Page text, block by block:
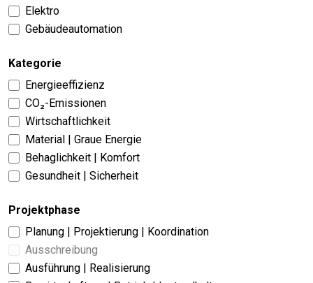
Elektro
Gebäudeautomation
Kategorie
Energieeffizienz
CO₂-Emissionen
Wirtschaftlichkeit
Material | Graue Energie
Behaglichkeit | Komfort
Gesundheit | Sicherheit
Projektphase
Planung | Projektierung | Koordination
Ausschreibung
Ausführung | Realisierung